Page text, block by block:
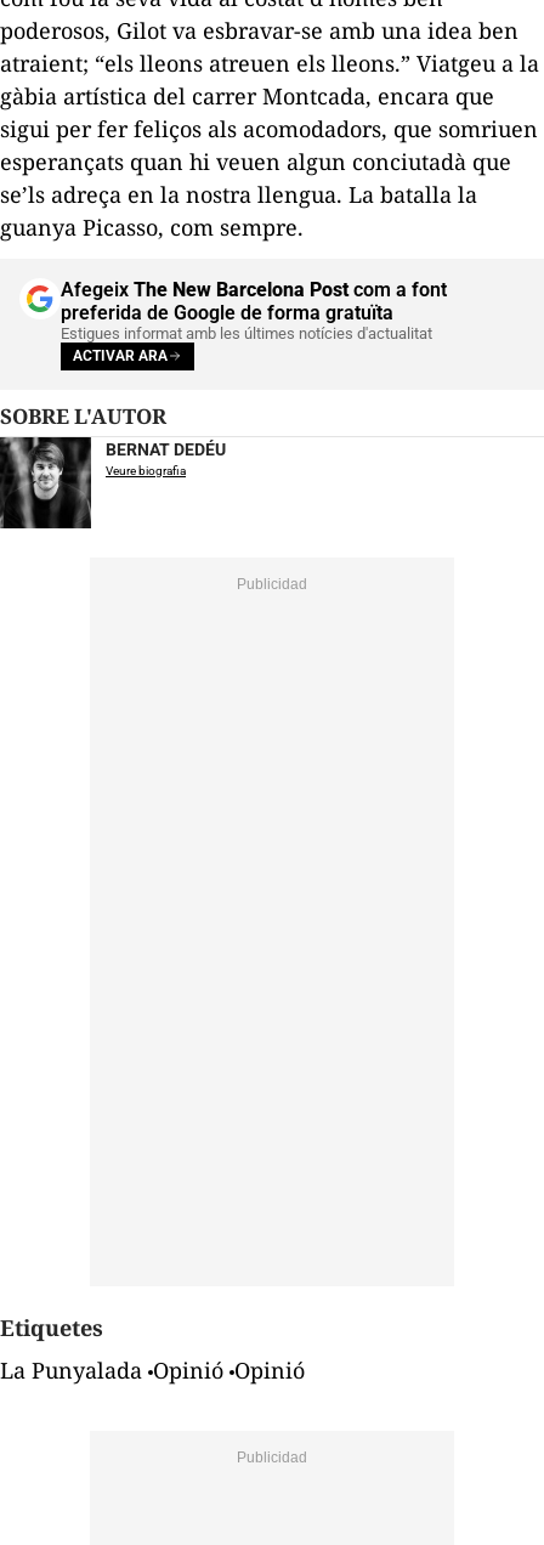
poderosos, Gilot va esbravar-se amb una idea ben
atraient; “els lleons atreuen els lleons.” Viatgeu a la
gàbia artística del carrer Montcada, encara que
sigui per fer feliços als acomodadors, que somriuen
esperançats quan hi veuen algun conciutadà que
se’ls adreça en la nostra llengua. La batalla la
guanya Picasso, com sempre.
Afegeix The New Barcelona Postcom a font
preferida de Google de forma gratuïta
Estigues informat amb les últimes notícies d'actualitat
ACTIVAR ARA
SOBRE L'AUTOR
BERNAT DEDÉU
Veure biografia
Etiquetes
La Punyalada Opinió Opinió